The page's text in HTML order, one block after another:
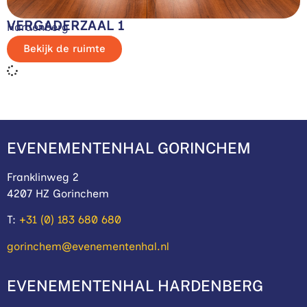
VERGADERZAAL 1
Hardenberg
Bekijk de ruimte
EVENEMENTENHAL GORINCHEM
Franklinweg 2
4207 HZ Gorinchem
T: +31 (0) 183 680 680
gorinchem@evenementenhal.nl
EVENEMENTENHAL HARDENBERG